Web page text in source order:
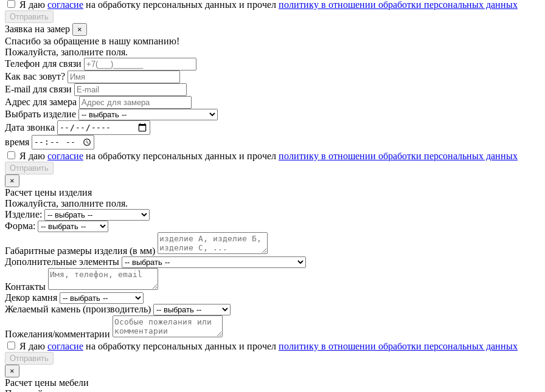
Я даю согласие на обработку персональных данных и прочел политику в отношении обработки персональных данных
Отправить
Заявка на замер ×
Спасибо за обращение в нашу компанию!
Пожалуйста, заполните поля.
Телефон для связи
Как вас зовут?
E-mail для связи
Адрес для замера
Выбрать изделие
Дата звонка
время
Я даю согласие на обработку персональных данных и прочел политику в отношении обработки персональных данных
Отправить
×
Расчет цены изделия
Пожалуйста, заполните поля.
Изделие:
Форма:
Габаритные размеры изделия (в мм)
Дополнительные элементы
Контакты
Декор камня
Желаемый камень (производитель)
Пожелания/комментарии
Я даю согласие на обработку персональных данных и прочел политику в отношении обработки персональных данных
Отправить
×
Расчет цены мебели